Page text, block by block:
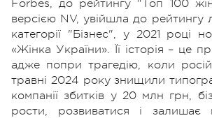
Forbes, до рейтингу "Топ 100
версією NV, увійшла до рейтингу
категорії "Бізнес", у 2021 році
«Жінка України». Її історія – це
адже попри трагедію, коли
травні 2024 року знищили
компанії збитків у 20 млн грн,
рости, розвиватися і залишає